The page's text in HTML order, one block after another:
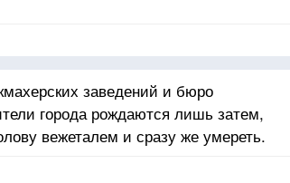
заведений и бюро
города рождаются лишь затем,
вежеталем и сразу же умереть.